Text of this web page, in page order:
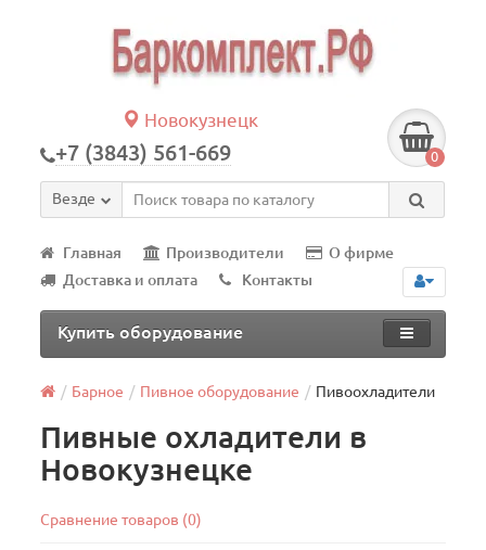
Новокузнецк
+7 (3843) 561-669 0
Везде
Главная Производители
О фирме
Доставка и оплата
Контакты
Купить оборудование
Барное Пивное оборудование Пивоохладители
Пивные охладители в
Новокузнецке
Сравнение товаров (0)